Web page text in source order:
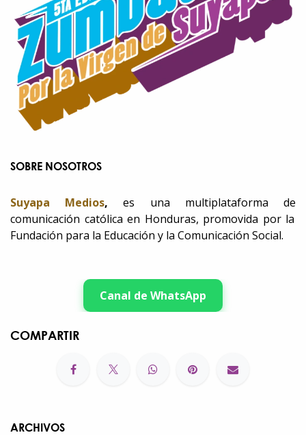
SOBRE NOSOTROS
Suyapa Medios, es una multiplataforma de
comunicación católica en Honduras, promovida por la
Fundación para la Educación y la Comunicación Social.
Canal de WhatsApp
COMPARTIR
ARCHIVOS